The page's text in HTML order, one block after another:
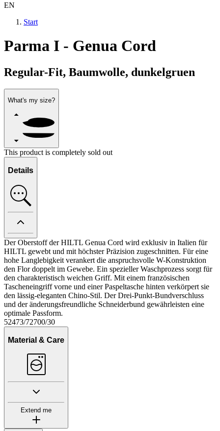
EN
Start
Parma I - Genua Cord
Regular-Fit, Baumwolle, dunkelgruen
What's my size?
This product is completely sold out
Details
Der Oberstoff der HILTL Genua Cord wird exklusiv in Italien für
HILTL gewebt und mit höchster Präzision zugeschnitten. Für eine
hohe Langlebigkeit verankert die anspruchsvolle W-Konstruktion
den Flor doppelt im Gewebe. Ein spezieller Waschprozess sorgt für
den charakteristisch weichen Griff. Mit einem französischen
Tascheneingriff vorne und einer Paspeltasche hinten verkörpert sie
den lässig-eleganten Chino-Stil. Der Drei-Punkt-Bundverschluss
und der änderungsfreundliche Schneiderbund gewährleisten eine
optimale Passform.
52473/72700/30
Material & Care
Extend me